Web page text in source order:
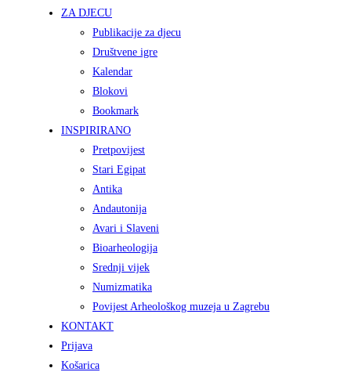
ZA DJECU
Publikacije za djecu
Društvene igre
Kalendar
Blokovi
Bookmark
INSPIRIRANO
Pretpovijest
Stari Egipat
Antika
Andautonija
Avari i Slaveni
Bioarheologija
Srednji vijek
Numizmatika
Povijest Arheološkog muzeja u Zagrebu
KONTAKT
Prijava
Košarica